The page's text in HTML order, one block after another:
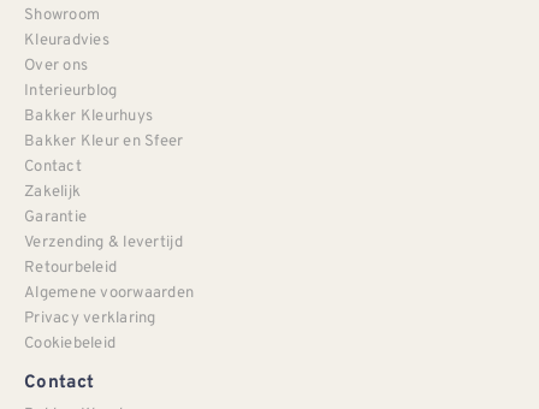
Showroom
Kleuradvies
Over ons
Interieurblog
Bakker Kleurhuys
Bakker Kleur en Sfeer
Contact
Zakelijk
Garantie
Verzending & levertijd
Retourbeleid
Algemene voorwaarden
Privacy verklaring
Cookiebeleid
Contact